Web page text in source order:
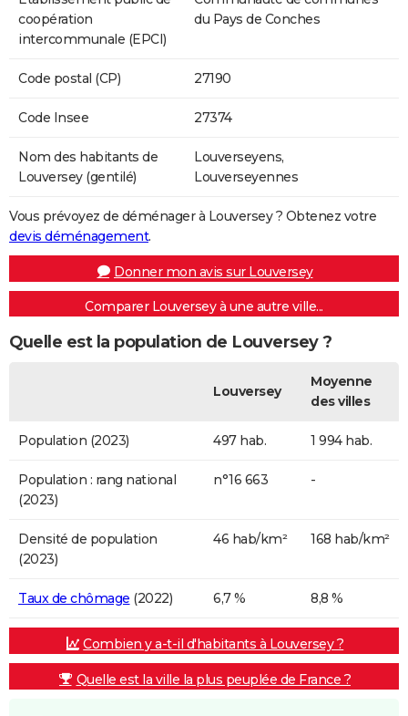
coopération
intercommunale (EPCI)
du Pays de Conches
Code postal (CP) 27190
Code Insee 27374
Nom des habitants de
Louversey (gentilé)
Louverseyens,
Louverseyennes
Vous prévoyez de déménager à Louversey ? Obtenez votre
devis déménagement.
Donner mon avis sur Louversey
Comparer Louversey à une autre ville...
Quelle est la population de Louversey ?
Louversey
Moyenne
des villes
Population (2023) 497 hab. 1 994 hab.
Population : rang national
(2023)
n°16 663 -
Densité de population
(2023)
46 hab/km² 168 hab/km²
Taux de chômage (2022) 6,7 % 8,8 %
Combien y a-t-il d'habitants à Louversey ?
Quelle est la ville la plus peuplée de France ?